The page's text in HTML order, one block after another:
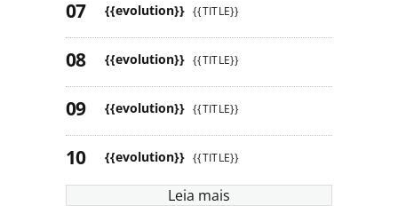
{{evolution}} {{TITLE}}
{{evolution}} {{TITLE}}
{{evolution}} {{TITLE}}
{{evolution}} {{TITLE}}
Leia mais